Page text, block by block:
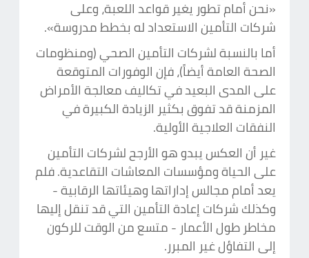
«نحن أمام تطور يغير قواعد اللعبة، وعلى
شركات التأمين الاستعداد له بخطط مدروسة».
أما بالنسبة لشركات التأمين الصحي (ومنظومات
الصحة العامة أيضاً)، فإن الوفورات المتوقعة
على المدى البعيد في تكاليف معالجة الأمراض
المزمنة قد تفوق بكثير الزيادة الكبيرة في
النفقات العلاجية الأولية.
غير أن العكس يبدو هو الأرجح لشركات التأمين
على الحياة ومؤسسات المعاشات التقاعدية. فلم
يعد أمام مجالس إداراتها وهيئاتها الرقابية -
وكذلك شركات إعادة التأمين التي قد تنقل إليها
مخاطر طول الأعمار - متسع من الوقت للركون
إلى التفاؤل غير المبرر.